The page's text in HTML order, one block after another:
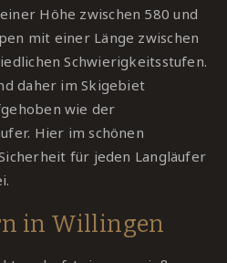
Höhe zwischen 580 und
mit einer Länge zwischen
Schwierigkeitsstufen.
daher im Skigebiet
wie der
Hier im schönen
für jeden Langläufer
in Willingen